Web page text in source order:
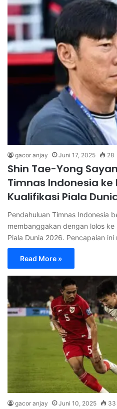
gacor anjay Juni 17, 2025 28
Shin Tae-Yong
Timnas Indonesia
Kualifikasi Piala
Pendahuluan Timnas Indonesia
membanggakan dengan lolos
Piala Dunia 2026. Pencapaian
Read More »
gacor anjay Juni 10, 2025 33